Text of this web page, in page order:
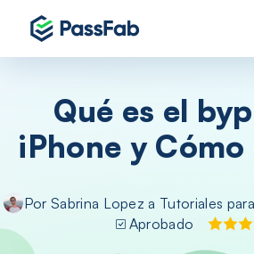
Qué es el
iPhone y
Por Sabrina Lopez a Tutoriales
Aprobado